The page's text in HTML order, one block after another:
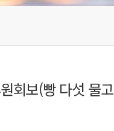
회보(빵 다섯 물